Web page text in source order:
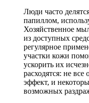
Люди часто
папиллом,
Хозяйственное
из доступных
регулярное
участки кожи
ускорить их
расходятся: не
эффект, и
возможных